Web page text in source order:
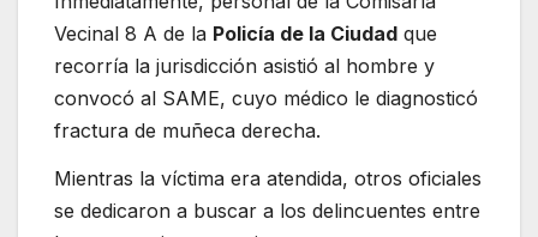
Vecinal 8 A de la Policía de la Ciudad que
recorría la jurisdicción asistió al hombre y
convocó al SAME, cuyo médico le diagnosticó
fractura de muñeca derecha.
Mientras la víctima era atendida, otros oficiales
se dedicaron a buscar a los delincuentes entre